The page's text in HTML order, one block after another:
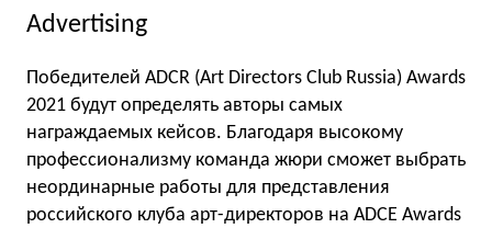
Advertising
Победителей ADCR (Art Directors Club Russia) Awards
2021 будут определять авторы самых
награждаемых кейсов. Благодаря высокому
профессионализму команда жюри сможет выбрать
неординарные работы для представления
российского клуба арт-директоров на ADCE Awards